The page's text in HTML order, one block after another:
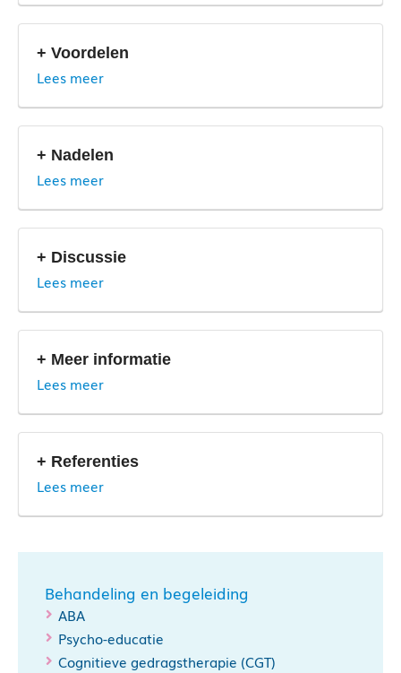
+ Voordelen
Lees meer
+ Nadelen
Lees meer
+ Discussie
Lees meer
+ Meer informatie
Lees meer
+ Referenties
Lees meer
Behandeling en begeleiding
ABA
Psycho-educatie
Cognitieve gedragstherapie (CGT)